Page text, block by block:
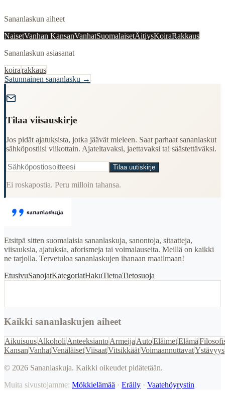
Sananlaskun aiheet
NaisetVanhan KansanVanhatSuomalaisetÄitiysKoiraRakkaus
Sananlaskun asiasanat
koirarakkaus
Satunnainen sananlasku →
Tilaa viisauskirje
Jos pidät ajatuksista, jotka jäävät mieleen. Saat parhaat sananlaskut
sähköpostiisi viikottain. Ajateltavaksi, jaettavaksi tai säästettäväksi.
Tilaa uutiskirje
Ei roskapostia. Peru milloin tahansa.
Etsitpä sitten suomalaisia sananlaskuja, sanontoja, sitaatteja,
viisauksia, ajatuksia, aforismeja tai voimalauseita. Meillä on kaikki
ne tarjolla. Tervetuloa sananlaskujen ihanaan maailmaan!
EtusivuSanojatKategoriatHakuTietoaTietosuoja
Kaikki sananlaskujen aiheet
AikuisuusAlkoholi AnteeksiantoArmeija AutoEläimetElämä
KansanVanhatVenäläisetViisaatVitsikkäätVoimaannuttavatYstävyys
© 2026 Sananlaskuja. Kaikki oikeudet pidätetään.
Muita sivustojamme: Mökkielämää · Eräily · Vaatehöyrystin